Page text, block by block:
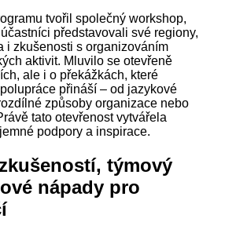
tvořil společný workshop,
představovali své regiony,
i zkušenosti s organizováním
aktivit. Mluvilo se otevřeně
ale i o překážkách, které
přináší – od jazykové
způsoby organizace nebo
tato otevřenost vytvářela
podpory a inspirace.
týmový
nápady pro